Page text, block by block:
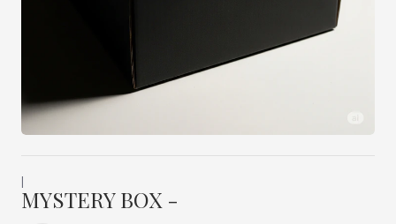
MYSTERY BOX -